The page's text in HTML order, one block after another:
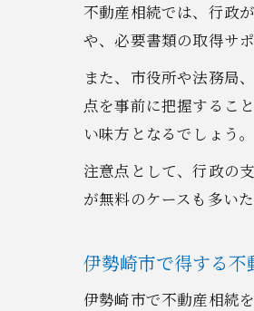
不動産相続では、行政
や、必要書類の取得サ
また、市役所や法務局
点を事前に把握するこ
い味方となるでしょう。
注意点として、行政の
が無料のケースも多い
伊勢崎市で得する不
伊勢崎市で不動産相続